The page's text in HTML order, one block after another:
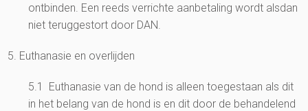
ontbinden. Een reeds verrichte aanbetaling wordt alsdan
niet teruggestort door DAN.
5. Euthanasie en overlijden
5.1 Euthanasie van de hond is alleen toegestaan als dit
in het belang van de hond is en dit door de behandelend